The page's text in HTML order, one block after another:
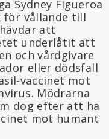
Sydney Figueroa
för vållande till
att
underlåtit att
och vårdgivare
eller dödsfall
vaccinet mot
Mödrarna
dog efter att ha
mot humant